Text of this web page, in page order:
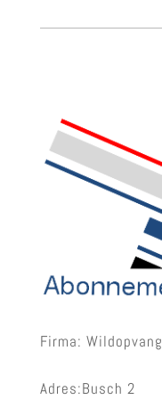
Firma:
Adres:Busch 2